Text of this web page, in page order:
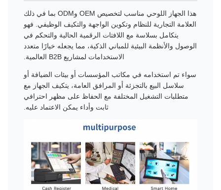
هذا الجهاز اللوحي مناسب لتخصيص OEM وODM بما في ذلك
العلامة التجارية للنظام وتكوين الواجهة والتكيف الوظيفي. فهو
يتكامل بسلاسة مع اللافتات الرقمية الحالية والتحكم في
الوصول والأنظمة البيئية للمباني الذكية، مما يجعله خيارًا متعدد
الاستخدامات لمشاريع B2B العالمية.
سواء تم استخدامه في مكاتب المؤسسات أو بيئات الضيافة أو
سلاسل البيع بالتجزئة أو المرافق العامة، يتكيف الجهاز مع
متطلبات التشغيل المختلفة مع الحفاظ على مظهر احترافي
ثابت وأداء يمكن الاعتماد عليه.